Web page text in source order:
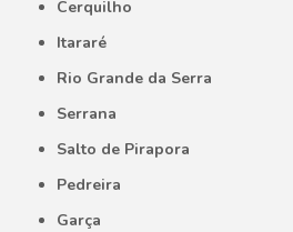
Cerquilho
Itararé
Rio Grande da Serra
Serrana
Salto de Pirapora
Pedreira
Garça